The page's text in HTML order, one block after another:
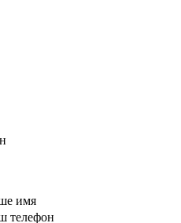
имя
телефон